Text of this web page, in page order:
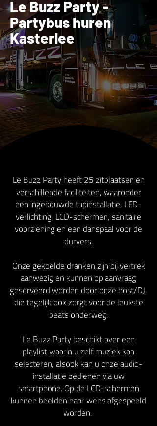
Le Buzz Party -
Partybus huren
Kasterlee
Le Buzz Party heeft 25 zitplaatsen en
verschillende faciliteiten, waaronder
een ingebouwde tapinstallatie, LED-
verlichting, LCD-schermen, sanitaire
voorziening en een danspaal voor de
durvers.
Onze gekoelde dranken zijn bij vertrek
aanwezig en kunnen op aanvraag
geserveerd worden door onze host/DJ,
die tegelijk ook zorgt voor de leukste
beats onderweg.
Le Buzz Party beschikt over een
playlist waarin u zelf muziek kan
selecteren, alsook kan u onze audio-
installatie bedienen via uw
smartphone. Op de LCD-schermen
kunnen beelden naar wens afgespeeld
worden.